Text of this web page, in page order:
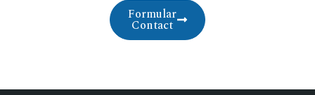
Formular
Contact